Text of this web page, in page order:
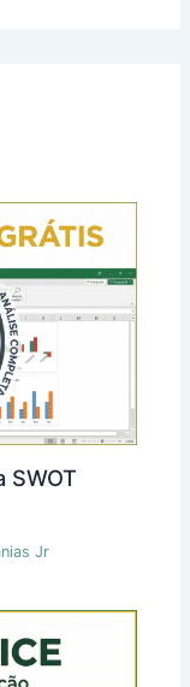
SWOT
Jr